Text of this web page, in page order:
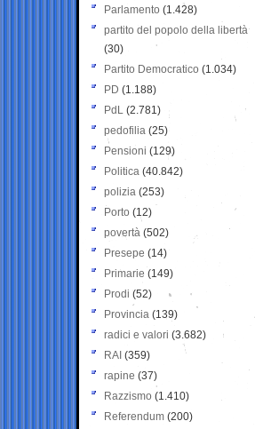
Parlamento (1.428)
partito del popolo della libertà
(30)
Partito Democratico (1.034)
PD (1.188)
PdL (2.781)
pedofilia (25)
Pensioni (129)
Politica (40.842)
polizia (253)
Porto (12)
povertà (502)
Presepe (14)
Primarie (149)
Prodi (52)
Provincia (139)
radici e valori (3.682)
RAI (359)
rapine (37)
Razzismo (1.410)
Referendum (200)